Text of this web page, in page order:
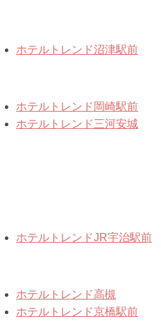
ホテルトレンド沼津駅前
ホテルトレンド岡崎駅前
ホテルトレンド三河安城
ホテルトレンドJR宇治駅前
ホテルトレンド高槻
ホテルトレンド京橋駅前